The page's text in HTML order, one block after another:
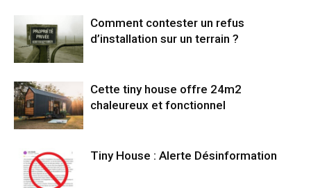
Comment contester un refus
d’installation sur un terrain ?
Cette tiny house offre 24m2
chaleureux et fonctionnel
Tiny House : Alerte Désinformation